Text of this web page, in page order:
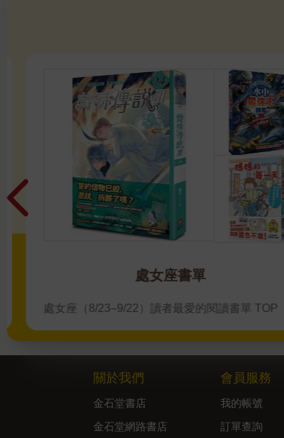
處女座書單
處女座（8/23–9/22）讀者最愛的閱讀書單 TOP
關於我們
金石堂書店
金石堂網路書店
會員服務
我的帳號
訂單查詢